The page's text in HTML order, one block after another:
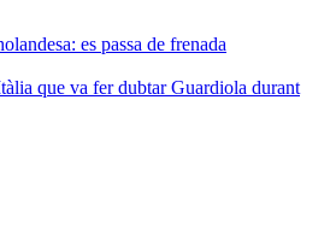
es passa de frenada
que va fer dubtar Guardiola durant